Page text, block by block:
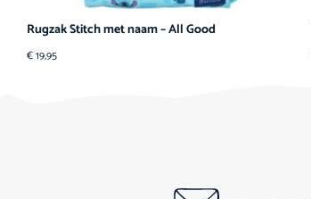
Rugzak Stitch met naam – All Good
€19,95